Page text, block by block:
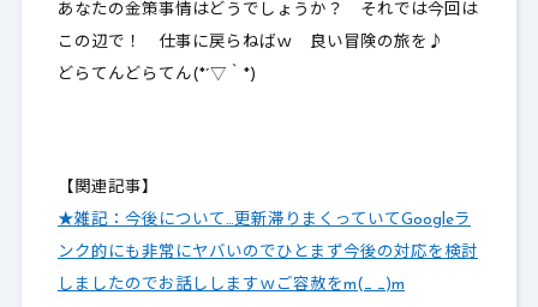
あなたの金策事情はどうでしょうか？ それでは今回は
この辺で！ 仕事に戻らねばｗ 良い冒険の旅を♪
どらてんどらてん(*´▽｀*)
【関連記事】
★雑記：今後について…更新滞りまくっていてGoogleラ
ンク的にも非常にヤバいのでひとまず今後の対応を検討
しましたのでお話ししますｗご容赦をm(_ _)m